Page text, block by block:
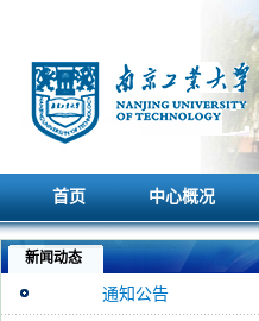
首页
首页
中心概况
新闻动态
通知公告